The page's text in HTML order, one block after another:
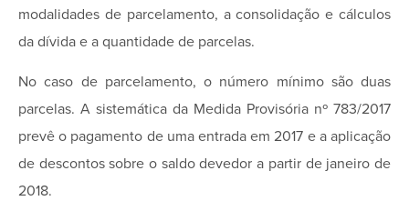
modalidades de parcelamento, a consolidação e cálculos
da dívida e a quantidade de parcelas.
No caso de parcelamento, o número mínimo são duas
parcelas. A sistemática da Medida Provisória nº 783/2017
prevê o pagamento de uma entrada em 2017 e a aplicação
de descontos sobre o saldo devedor a partir de janeiro de
2018.